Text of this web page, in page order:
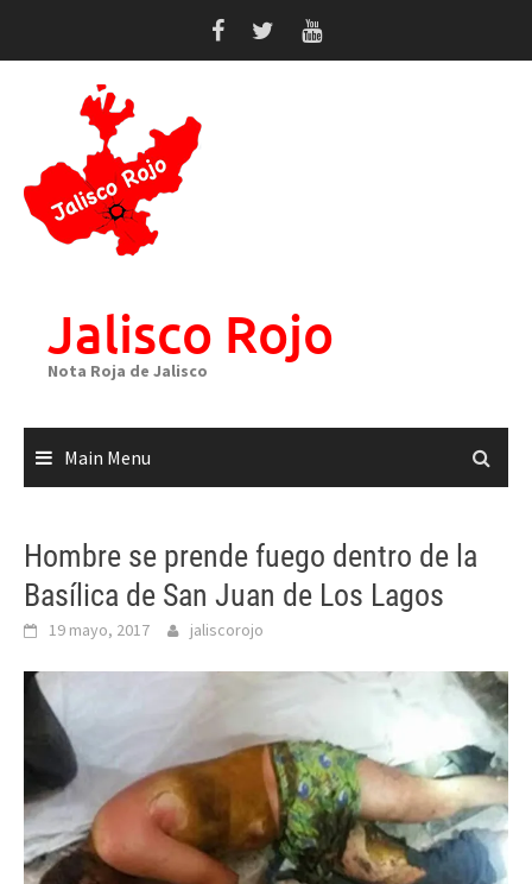
Jalisco Rojo
Nota Roja de Jalisco
Main Menu
Hombre se prende fuego dentro de la
Basílica de San Juan de Los Lagos
19 mayo, 2017 jaliscorojo